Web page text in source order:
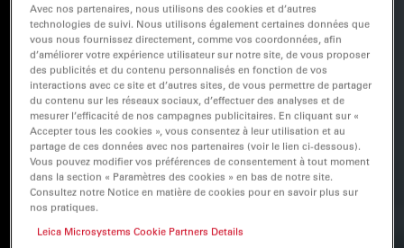
Avec nos partenaires, nous utilisons des cookies et d’autres
technologies de suivi. Nous utilisons également certaines données que
vous nous fournissez directement, comme vos coordonnées, afin
d’améliorer votre expérience utilisateur sur notre site, de vous proposer
des publicités et du contenu personnalisés en fonction de vos
interactions avec ce site et d’autres sites, de vous permettre de partager
du contenu sur les réseaux sociaux, d’effectuer des analyses et de
mesurer l’efficacité de nos campagnes publicitaires. En cliquant sur «
Accepter tous les cookies », vous consentez à leur utilisation et au
partage de ces données avec nos partenaires (voir le lien ci-dessous).
Vous pouvez modifier vos préférences de consentement à tout moment
dans la section « Paramètres des cookies » en bas de notre site.
Consultez notre Notice en matière de cookies pour en savoir plus sur
nos pratiques.
Leica Microsystems Cookie Partners Details